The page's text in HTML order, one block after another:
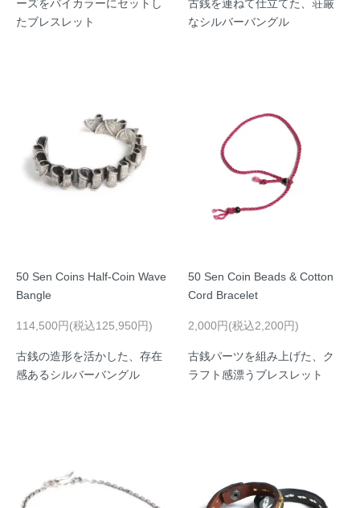
ーズをバイカラーにセットし
たブレスレット
古銭を連ねて仕立てた、荘厳
なシルバーバングル
50 Sen Coins Half-Coin Wave
Bangle
114,500円(税込125,950円)
古銭の造形を活かした、存在
感あるシルバーバングル
50 Sen Coin Beads & Cotton
Cord Bracelet
2,000円(税込2,200円)
古銭パーツを組み上げた、ク
ラフト感漂うブレスレット